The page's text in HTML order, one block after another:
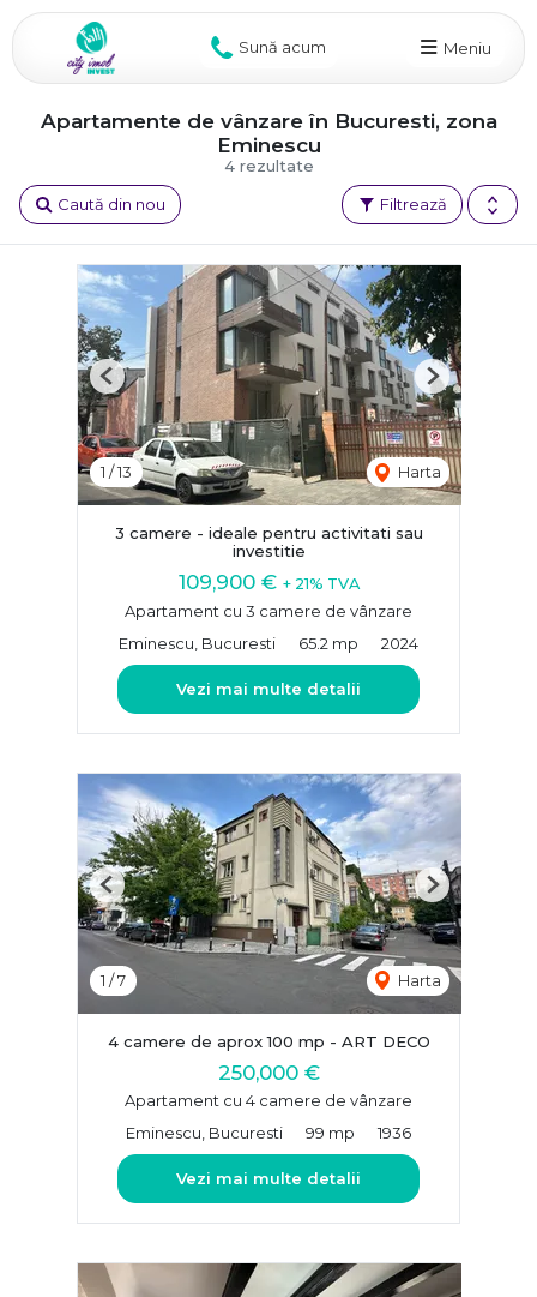
Sună acum Meniu
4 rezultate
Apartamente de vânzare în Bucuresti, zona
Eminescu
Filtrează
Caută din nou
1 /13 Harta
Previous Next
3 camere - ideale pentru activitati sau
investitie
109,900 € + 21% TVA
Apartament cu 3 camere de vânzare
Eminescu, Bucuresti
65.2 mp 2024
Vezi mai multe detalii
1 /7 Harta
Previous Next
4 camere de aprox 100 mp - ART DECO
250,000 €
Apartament cu 4 camere de vânzare
Eminescu, Bucuresti
99 mp 1936
Vezi mai multe detalii